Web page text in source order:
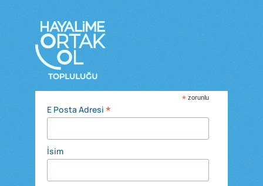
* zorunlu
E Posta Adresi *
İsim